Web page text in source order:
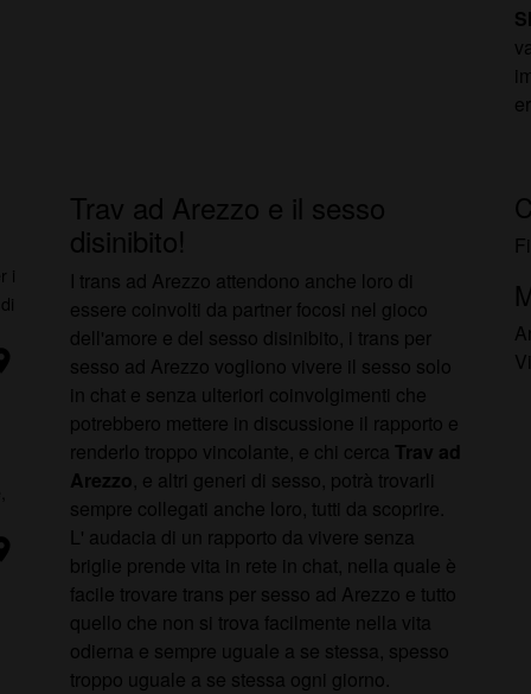
i
Trav ad Arezzo e il sesso
disinibito!
I trans ad Arezzo attendono anche loro di
essere coinvolti da partner focosi nel gioco
dell'amore e del sesso disinibito, i trans per
sesso ad Arezzo vogliono vivere il sesso solo
in chat e senza ulteriori coinvolgimenti che
potrebbero mettere in discussione il rapporto e
renderlo troppo vincolante, e chi cerca Trav ad
Arezzo, e altri generi di sesso, potrà trovarli
sempre collegati anche loro, tutti da scoprire.
L' audacia di un rapporto da vivere senza
briglie prende vita in rete in chat, nella quale è
facile trovare trans per sesso ad Arezzo e tutto
quello che non si trova facilmente nella vita
odierna e sempre uguale a se stessa, spesso
troppo uguale a se stessa ogni giorno.